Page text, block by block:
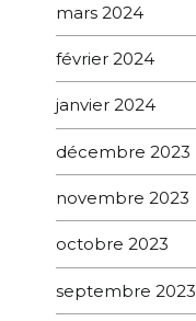
mars 2024
février 2024
janvier 2024
décembre 2023
novembre 2023
octobre 2023
septembre 2023